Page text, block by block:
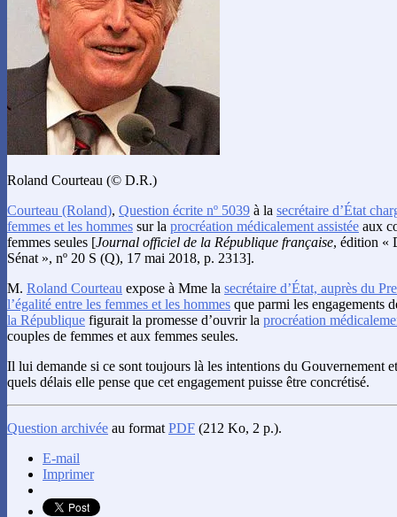
Roland Courteau (© D.R.)
Courteau (Roland), Question écrite nº 5039 à la secrétaire d’État
femmes et les hommes sur la procréation médicalement assistée aux
femmes seules [Journal officiel de la République française, édition «
Sénat », nº 20 S (Q), 17 mai 2018, p. 2313].
M. Roland Courteau expose à Mme la secrétaire d’État, auprès du
l’égalité entre les femmes et les hommes que parmi les engagements
la République figurait la promesse d’ouvrir la procréation
couples de femmes et aux femmes seules.
Il lui demande si ce sont toujours là les intentions du Gouvernement
quels délais elle pense que cet engagement puisse être concrétisé.
Question archivée au format PDF (212 Ko, 2 p.).
E-mail
Imprimer